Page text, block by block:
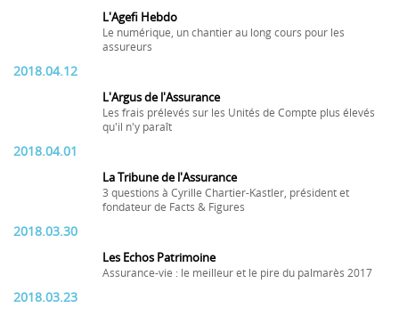
L'Agefi Hebdo
Le numérique, un chantier au long cours pour les
assureurs
2018.04.12
L'Argus de l'Assurance
Les frais prélevés sur les Unités de Compte plus élevés
qu'il n'y paraît
2018.04.01
La Tribune de l'Assurance
3 questions à Cyrille Chartier-Kastler, président et
fondateur de Facts & Figures
2018.03.30
Les Echos Patrimoine
Assurance-vie : le meilleur et le pire du palmarès 2017
2018.03.23